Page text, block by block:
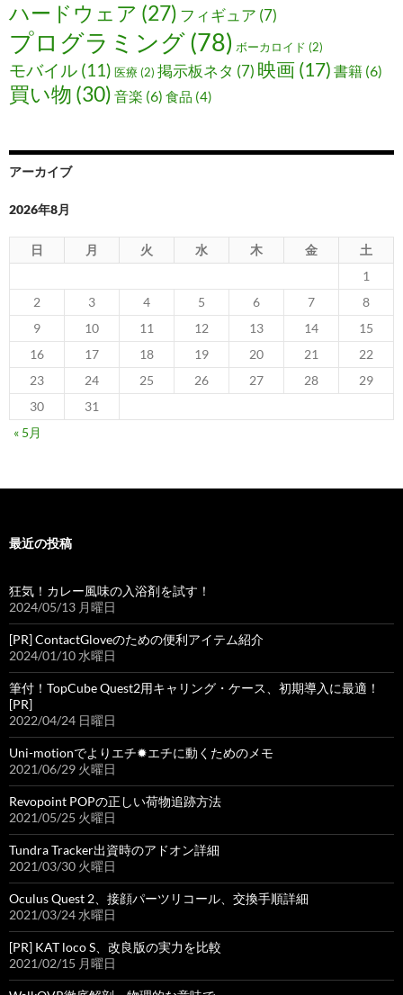
ハードウェア (27) フィギュア (7)
プログラミング(78) ボーカロイド (2)
モバイル (11) 医療 (2) 掲示板ネタ (7) 映画 (17) 書籍 (6)
買い物 (30) 音楽 (6) 食品 (4)
アーカイブ
2026年8月
日 月 火 水 木 金 土
1
2
3 4 5 6 7
8
9
10 11 12 13 14
15
16
17 18 19 20 21
22
23
24 25 26 27 28
29
30
31
« 5月
最近の投稿
狂気！カレー風味の入浴剤を試す！
2024/05/13 月曜日
[PR] ContactGloveのための便利アイテム紹介
2024/01/10 水曜日
筆付！TopCube Quest2用キャリング・ケース、初期導入に最適！
[PR]
2022/04/24 日曜日
Uni-motionでよりエチ✹エチに動くためのメモ
2021/06/29 火曜日
Revopoint POPの正しい荷物追跡方法
2021/05/25 火曜日
Tundra Tracker出資時のアドオン詳細
2021/03/30 火曜日
Oculus Quest 2、接顔パーツリコール、交換手順詳細
2021/03/24 水曜日
[PR] KAT loco S、改良版の実力を比較
2021/02/15 月曜日